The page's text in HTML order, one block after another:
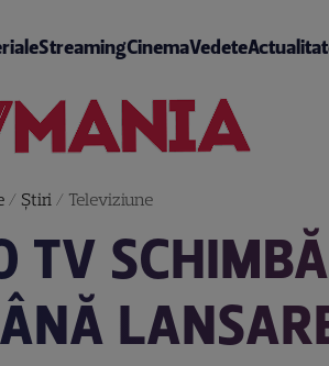
StreamingCinemaVedete
/ Știri/ Televiziune
TV